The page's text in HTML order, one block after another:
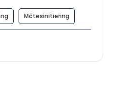
Mötesinitiering